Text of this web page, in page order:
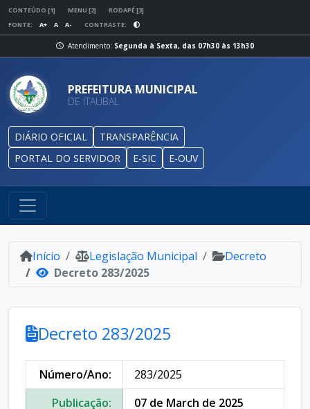
CONTEÚDO [1] MENU [2]
RODAPÉ [3]
FONTE:
A+ A A- CONTRASTE:
Atendimento: Segunda à Sexta, das 07h30 às 13h30
PREFEITURA MUNICIPAL
DE ITAUBAL
DIÁRIO OFICIAL
TRANSPARÊNCIA
PORTAL DO SERVIDOR
E-SIC E-OUV
Início Legislação Municipal
Decreto
Decreto 283/2025
Decreto 283/2025
Número/Ano:
283/2025
Publicação:
07 de March de 2025